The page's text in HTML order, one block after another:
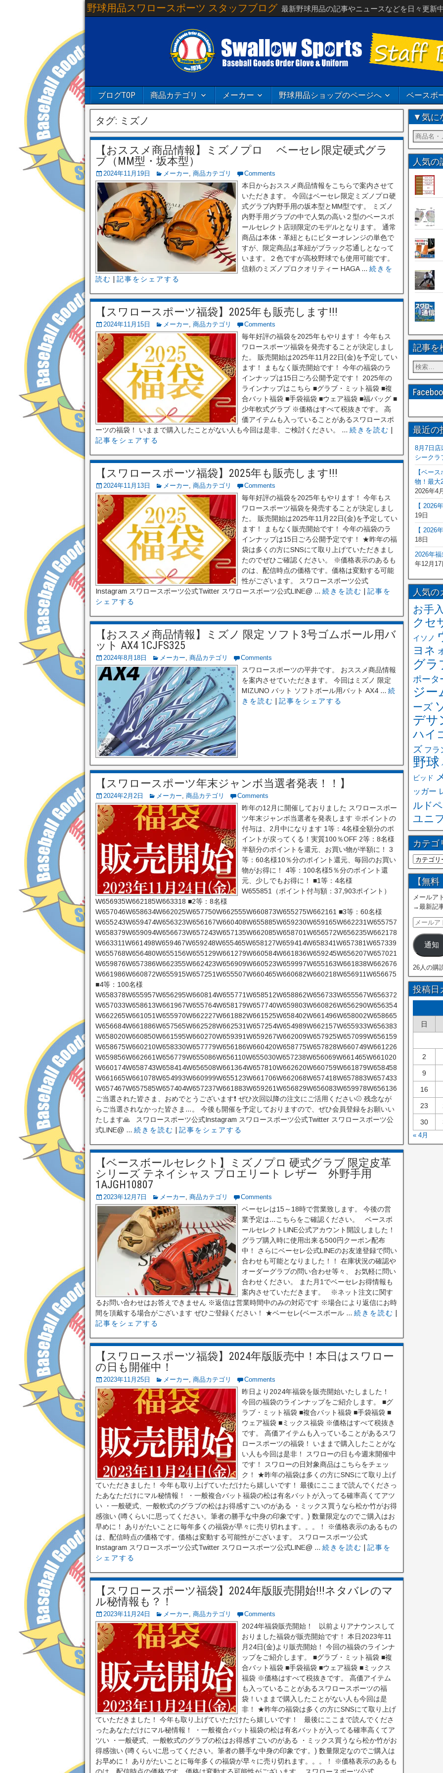
野球用品スワロースポーツ スタッフブログ 最新野球用品の記事やニュースなどを日々更新
ブログTOP 商品カテゴリ メーカー 野球用品ショップのページへ ベースボ
タグ: ミズノ
【おススメ商品情報】ミズノプロ ベーセレ限定硬式グラ
ブ（MM型・坂本型）
2024年11月19日 メーカー, 商品カテゴリ Comments
本日からおススメ商品情報をこちらで案内させて
いただきます。 今回はベーセレ限定ミズノプロ硬
式グラブ内野手用の坂本型とMM型です。 ミズノ
内野手用グラブの中で人気の高い２型のベースボ
ールセレクト店頭限定のモデルとなります。 通常
商品は本体・革紐ともにビターオレンジの単色で
すが、限定商品は革紐がブラック芯通しとなって
います。２色ですが高校野球でも使用可能です。
信頼のミズノプロクオリティー HAGA ... 続きを
読む
記事をシェアする
【スワロースポーツ福袋】2025年も販売します!!!
2024年11月15日 メーカー, 商品カテゴリ Comments
毎年好評の福袋を2025年もやります！ 今年もス
ワロースポーツ福袋を発売することが決定しまし
た。 販売開始は2025年11月22日(金)を予定してい
ます！ まもなく販売開始です！ 今年の福袋のラ
インナップは15日ごろ公開予定です！ 2025年の
ラインナップはこちら ■グラブ・ミット福袋 ■複
合バット福袋 ■手袋福袋 ■ウェア福袋 ■福バッグ ■
少年軟式グラブ ※価格はすべて税抜きです。 高
価アイテムも入っていることがあるスワロースポ
ーツの福袋！ いままで購入したことがない人も今回は是非、ご検討ください。 ... 続きを読む
記事をシェアする
【スワロースポーツ福袋】2025年も販売します!!!
2024年11月13日 メーカー, 商品カテゴリ Comments
毎年好評の福袋を2025年もやります！ 今年もス
ワロースポーツ福袋を発売することが決定しまし
た。 販売開始は2025年11月22日(金)を予定してい
ます！ まもなく販売開始です！ 今年の福袋のラ
インナップは15日ごろ公開予定です！ ★昨年の福
袋は多くの方にSNSにて取り上げていただきまし
たのでぜひご確認ください。 ※価格表示のあるも
のは、配信時点の価格です。価格は変動する可能
性がございます。 スワロースポーツ公式
Instagram スワロースポーツ公式Twitter スワロースポーツ公式LINE@ ... 続きを読む
記事を
シェアする
【おススメ商品情報】ミズノ 限定 ソフト3号ゴムボール用バ
ット AX4 1CJFS325
2024年8月18日 メーカー, 商品カテゴリ Comments
スワロースポーツの平井です。 おススメ商品情報
を案内させていただきます。 今回はミズノ 限定
MIZUNO バット ソフトボール用バット AX4 ... 続
きを読む
記事をシェアする
【スワロースポーツ年末ジャンボ当選者発表！！】
2024年2月2日 メーカー, 商品カテゴリ Comments
昨年の12月に開催しておりました スワロースポー
ツ年末ジャンボ当選者を発表します ※ポイントの
付与は、2月中になります 1等：4名様全額分のポ
イントが戻ってくる！実質100％OFF 2等：8名様
半額分のポイントを還元、お買い物が半額に！ 3
等：60名様10％分のポイント還元、毎回のお買い
物がお得に！ 4等：100名様5％分のポイント還
元、少しでもお得に！ ■1等：4名様
W655851（ポイント付与額：37,903ポイント）
W656935W662185W663318 ■2等：8名様
W657046W658634W662025W657750W662555W660873W655275W662161 ■3等：60名様
W655243W659474W656323W656167W660408W655885W659230W659165W662231W655757
W658379W659094W656673W657243W657135W662085W658701W656572W656235W662178
W663311W661498W659467W659248W655465W658127W659414W658341W657381W657339
W655768W656480W655156W655129W661279W660584W661836W659245W656207W657021
W659876W657386W662355W662423W656909W660523W659997W655163W661838W662676
W661986W660872W655915W657251W655507W660465W660682W660218W656911W656675
■4等：100名様
W658378W655957W656295W660814W655771W658512W658862W656733W655567W656372
W657033W658613W661967W655764W658179W657740W659803W660826W656290W656354
W662265W661051W655970W662227W661882W661525W658402W661496W658002W658665
W656684W661886W657565W662528W662531W657254W654989W662157W655933W656383
W658020W660850W661595W660270W659391W659267W662009W657925W657099W656159
W658675W660210W658330W657779W656186W660420W658775W657828W660749W661226
W659856W662661W656779W655086W656110W655030W657238W656069W661465W661020
W660174W658743W658414W656508W661364W657810W662620W660759W661879W658458
W661665W661078W654993W660999W655123W661706W662068W657418W657883W657433
W657467W657585W657404W657237W661883W659261W656829W656083W659978W656136
ご当選された皆さま、おめでとうございます❗ ぜひ次回以降の注文にご活用ください⚾ 残念なが
らご当選されなかった皆さま…。 今後も開催を予定しておりますので、ぜひ会員登録をお願いい
たします🙏 スワロースポーツ公式Instagram スワロースポーツ公式Twitter スワロースポーツ公
式LINE@ ... 続きを読む 記事をシェアする
【ベースボールセレクト】ミズノプロ 硬式グラブ 限定皮革
シリーズ テネイシャス プロエリート レザー 外野手用
1AJGH10807
2023年12月7日 メーカー, 商品カテゴリ Comments
ベーセレは15～18時で営業致します。 今後の営
業予定は…こちらをご確認ください。 ベースボ
ールセレクトLINE公式アカウント開設しました！
グラブ購入時に使用出来る500円クーポン配布
中！ さらにベーセレ公式LINEのお友達登録で問い
合わせも可能となりました！！ 在庫状況の確認や
オーダーグラブの問い合わせ等々、 お気軽に問い
合わせください。 また月1でベーセレお得情報も
案内させていただきます。 ※ネット注文に関す
るお問い合わせはお答えできません ※返信は営業時間中のみの対応です ※場合により返信にお時
間を頂戴する場合がございます ぜひご登録ください！ ★ベーセレ(ベースボール ... 続きを読む
記事をシェアする
【スワロースポーツ福袋】2024年版販売中！本日はスワロー
の日も開催中！
2023年11月25日 メーカー, 商品カテゴリ Comments
昨日より2024年福袋を販売開始いたしました！
今回の福袋のラインナップをご紹介します。 ■グ
ラブ・ミット福袋 ■複合バット福袋 ■手袋福袋 ■
ウェア福袋 ■ミックス福袋 ※価格はすべて税抜き
です。 高価アイテムも入っていることがあるスワ
ロースポーツの福袋！ いままで購入したことがな
い人も今回は是非！ スワローの日も今週末開催中
です！ スワローの日対象商品はこちらをチェッ
ク！ ★昨年の福袋は多くの方にSNSにて取り上げ
ていただきました！ 今年も取り上げていただけたら嬉しいです！ 最後にここまで読んでくださっ
たあなただけにマル秘情報！ ・一般複合バット福袋の松は有名バットが入ってる確率高くてアツ
い ・一般硬式、一般軟式のグラブの松はお得感すごいのがある ・ミックス買うなら松か竹がお得
感強い (噂くらいに思ってください。筆者の勝手な中身の印象です。) 数量限定なのでご購入はお
早めに！ ありがたいことに毎年多くの福袋が早々に売り切れます。。。！ ※価格表示のあるもの
は、配信時点の価格です。価格は変動する可能性がございます。 スワロースポーツ公式
Instagram スワロースポーツ公式Twitter スワロースポーツ公式LINE@ ... 続きを読む
記事を
シェアする
【スワロースポーツ福袋】2024年版販売開始!!!ネタバレのマ
ル秘情報も？！
2023年11月24日 メーカー, 商品カテゴリ Comments
2024年福袋販売開始！ 以前よりアナウンスして
おりました福袋が販売開始です！ 本日2023年11
月24日(金)より販売開始！ 今回の福袋のラインナ
ップをご紹介します。 ■グラブ・ミット福袋 ■複
合バット福袋 ■手袋福袋 ■ウェア福袋 ■ミックス
福袋 ※価格はすべて税抜きです。 高価アイテム
も入っていることがあるスワロースポーツの福
袋！いままで購入したことがない人も今回は是
非！ ★昨年の福袋は多くの方にSNSにて取り上げ
ていただきました！ 今年も取り上げていただけたら嬉しいです！ 最後にここまで読んでくださ
ったあなただけにマル秘情報！ ・一般複合バット福袋の松は有名バットが入ってる確率高くてア
ツい ・一般硬式、一般軟式のグラブの松はお得感すごいのがある ・ミックス買うなら松か竹がお
得感強い (噂くらいに思ってください。筆者の勝手な中身の印象です。) 数量限定なのでご購入は
お早めに！ ありがたいことに毎年多くの福袋が早々に売り切れます。。。！ ※価格表示のあるも
▼気に
人気の
記事を
最近の
8月7日店
シークラ
【ベー
物！最大
2026年4
【 2026
19日
【 2026
18日
2026年
年12月17
人気の
お手
クセ
イソノ
ヨネ
グラ
ポータ
ジー
ーズ
デサ
ハイ
ズ フラ
野球
ビッド
ッガー
ルド
ユニ
カテゴ
【無
メールア
→最新記
通知
26人の購
投稿日
日
2
9
16
23
30
« 4月